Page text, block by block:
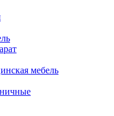
мебель